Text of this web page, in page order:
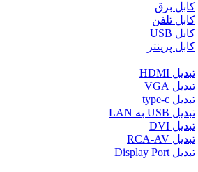
کابل برق
کابل تلفن
کابل USB
کابل پرینتر
تبدیل HDMI
تبدیل VGA
تبدیل type-c
تبدیل USB به LAN
تبدیل DVI
تبدیل RCA-AV
تبدیل Display Port